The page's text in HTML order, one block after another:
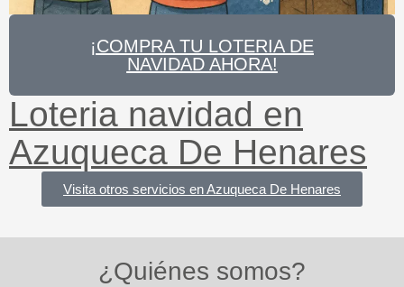
¡COMPRA TU LOTERIA DE
NAVIDAD AHORA!
Loteria navidad en
Azuqueca De Henares​
Visita otros servicios en Azuqueca De Henares
¿Quiénes somos?